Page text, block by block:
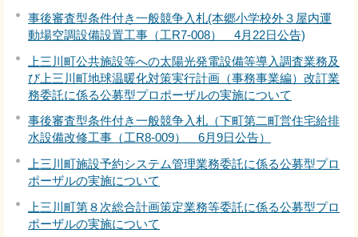
事後審査型条件付き一般競争入札(本郷小学校外３屋内運
動場空調設備設置工事（工R7-008） 4月22日公告)
上三川町公共施設等への太陽光発電設備等導入調査業務及
び上三川町地球温暖化対策実行計画（事務事業編）改訂業
務委託に係る公募型プロポーザルの実施について
事後審査型条件付き一般競争入札（下町第二町営住宅給排
水設備改修工事（工R8-009） 6月9日公告）
上三川町施設予約システム管理業務委託に係る公募型プロ
ポーザルの実施について
上三川町第８次総合計画策定業務等委託に係る公募型プロ
ポーザルの実施について